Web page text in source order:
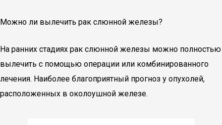
Можно ли вылечить рак слюнной железы?
На ранних стадиях рак слюнной железы можно полностью
вылечить с помощью операции или комбинированного
лечения. Наиболее благоприятный прогноз у опухолей,
расположенных в околоушной железе.